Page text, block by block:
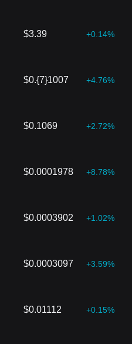
$3.39 +0.14%
$0.{7}1007 +4.76%
$0.1069 +2.72%
$0.0001978 +8.78%
$0.0003902 +1.02%
$0.0003097 +3.59%
$0.01112 +0.15%